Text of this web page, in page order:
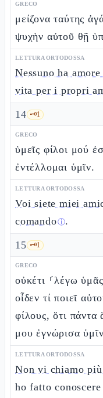
GRECO
μείζονα ταύτης
ψυχὴν αὐτοῦ θῇ
LETTURA ORTODOSSA
Nessuno ha
vita per i propri
14 🗝️1
GRECO
ὑμεῖς φίλοι μού
ἐντέλλομαι ὑμῖν.
LETTURA ORTODOSSA
Voi siete miei
comandoⓘ.
15 🗝️1
GRECO
οὐκέτι ⸂λέγω
οἶδεν τί ποιεῖ
φίλους, ὅτι
μου ἐγνώρισα
LETTURA ORTODOSSA
Non vi chiamo
ho fatto